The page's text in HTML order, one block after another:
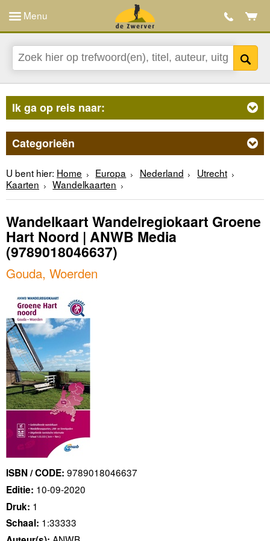
Menu
Ik ga op reis naar:
Categorieën
U bent hier: Home Europa Nederland
Utrecht
Kaarten
Wandelkaarten
Wandelkaart Wandelregiokaart Groene
Hart Noord | ANWB Media
(9789018046637)
Gouda, Woerden
ISBN / CODE: 9789018046637
Editie: 10-09-2020
Druk: 1
Schaal: 1:33333